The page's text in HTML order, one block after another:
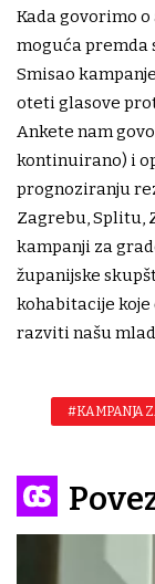
Kada govorimo
moguća premda
Smisao
oteti glasove
Ankete nam
kontinuirano) i
prognoziranju
Zagrebu, Splitu,
kampanji za
županijske
kohabitacije koje
razviti našu
#KAMPANJA